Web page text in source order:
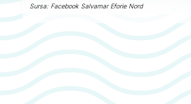
Sursa: Facebook Salvamar Eforie Nord